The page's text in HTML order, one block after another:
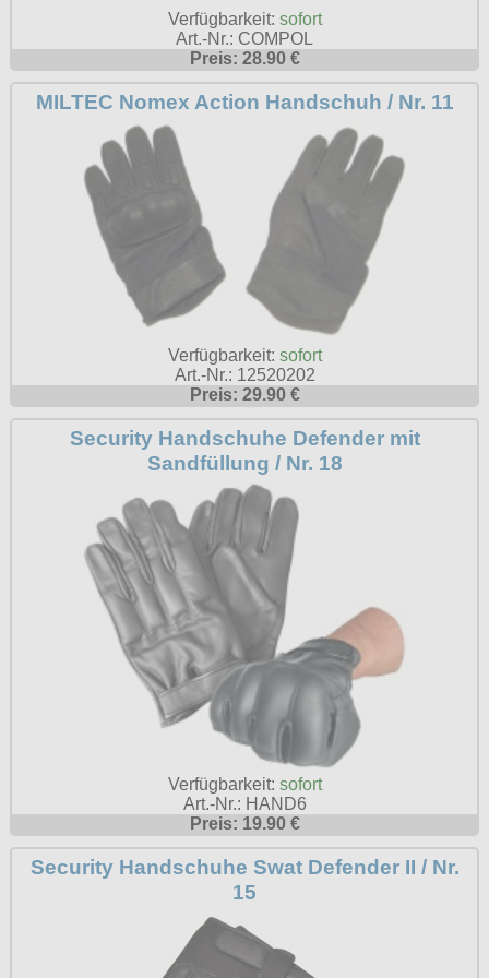
Taschen
Verschiedenes
TUK
Verschiedene
Zubehör
Gürtelschnallen
Ketten
Rune Charms
Thorhammer
Verschiedenes
M
L
XL
XXXXL
XXXXXL
XXXXXXL
Marken
Alpha Industries
Everlast USA
Lonsdale London
Thor Steinar
Yakuza
Kleidung
Bademoden
Bauchtaschen
Fliegerjacken
Jogginghosen
Outdoorbekleidung
Petticoats
Poloshirts
T-Shirts
Begriffe
Dobermann
Hot Rod
Nordische Götterwelt
Ostzone
Punkrock
Rockabilly
Wikinger
Warenkorb ( 0 | 0.00 € )
--------------
Social Media:
Verfügbarkeit: sofort
Art.-Nr.: COMPOL
Preis: 28.90 €
MILTEC Nomex Action Handschuh / Nr. 11
Verfügbarkeit: sofort
Art.-Nr.: 12520202
Preis: 29.90 €
Security Handschuhe Defender mit
Sandfüllung / Nr. 18
Verfügbarkeit: sofort
Art.-Nr.: HAND6
Preis: 19.90 €
Security Handschuhe Swat Defender II / Nr.
15